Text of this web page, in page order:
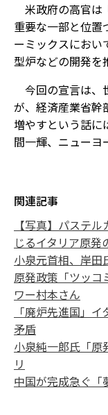
米政府の高官は
重要な一部と位置
ーミックスにおい
型炉などの開発を
今回の宣言は、
が、経済産業省幹
増やすという話に
間一輝、ニューヨ
関連記事
【写真】パステ
じるイタリア原発
小泉元首相、岸田
原発政策「ツッ
ワー村本さん
「廃炉先進国」
矛盾
小泉純一郎氏「原
リ
中国が完成急ぐ